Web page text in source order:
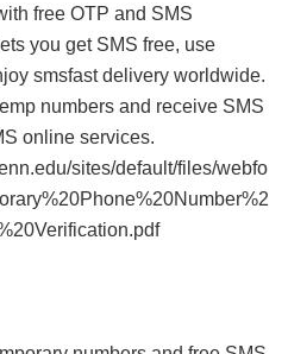
free OTP and SMS
you get SMS free, use
smsfast delivery worldwide.
numbers and receive SMS
online services.
sites/default/files/webfo